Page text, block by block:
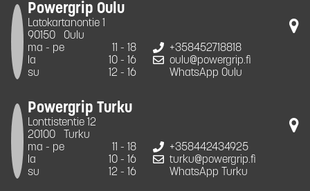
Powergrip Oulu
Latokartanontie 1
90150
Oulu
ma - pe
11 - 18
la
10 - 16
su
12 - 16
+358452718818
oulu@powergrip.fi
WhatsApp Oulu
Powergrip Turku
Lonttistentie 12
20100
Turku
ma - pe
11 - 18
la
10 - 16
su
12 - 16
+358442434925
turku@powergrip.fi
WhatsApp Turku